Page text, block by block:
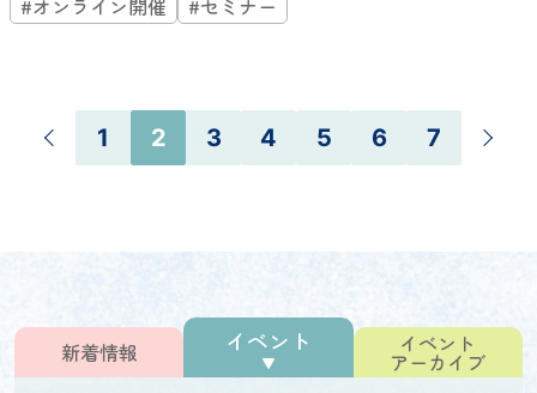
1 2 3 4 5 6 7
新着情報 イベント イベント
アーカイブ